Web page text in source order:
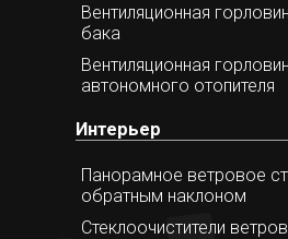
Вентиляционная
бака
Вентиляционная
автономного отопителя
Интерьер
Панорамное ветровое
обратным наклоном
Стеклоочистители